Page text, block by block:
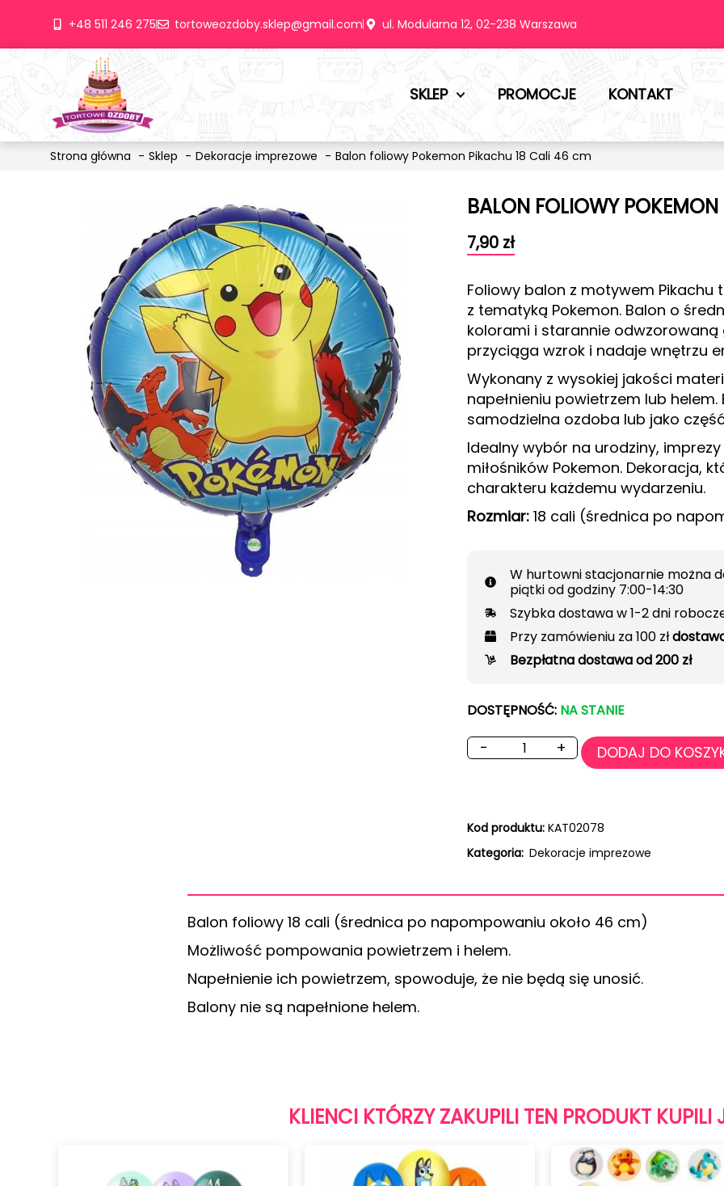
+48 511 246 275 tortoweozdoby.sklep@gmail.com ul. Modularna 12, 02-238 Warszawa
SKLEP PROMOCJE KONTAKT
Strona główna Sklep Dekoracje imprezowe Balon foliowy Pokemon Pikachu 18 Cali 46 cm
BALON FOLIOWY
7,90 zł
Foliowy balon z motywem
z tematyką Pokemon. Balon o
kolorami i starannie
przyciąga wzrok i nadaje wnętrzu
Wykonany z wysokiej jakości
napełnieniu powietrzem lub
samodzielna ozdoba lub jako
Idealny wybór na urodziny,
miłośników Pokemon. Dekoracja,
charakteru każdemu wydarzeniu.
Rozmiar: 18 cali (średnica po
W hurtowni stacjonarnie można
piątki od godziny 7:00-14:30
Szybka dostawa w 1-2 dni
Przy zamówieniu za 100 zł
Bezpłatna dostawa od 200 zł
DOSTĘPNOŚĆ: NA STANIE
− + DODAJ DO
Kod produktu: KAT02078
Kategoria: Dekoracje imprezowe
Balon foliowy 18 cali (średnica po napompowaniu około 46 cm)
Możliwość pompowania powietrzem i helem.
Napełnienie ich powietrzem, spowoduje, że nie będą się unosić.
Balony nie są napełnione helem.
KLIENCI KTÓRZY ZAKUPILI TEN PRODUKT KUPILI